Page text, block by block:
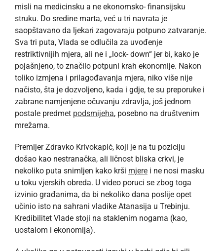
misli na medicinsku a ne ekonomsko- finansijsku
struku. Do sredine marta, već u tri navrata je
saopštavano da ljekari zagovaraju potpuno zatvaranje.
Sva tri puta, Vlada se odlučila za uvođenje
restriktivnijih mjera, ali ne i „lock- down“ jer bi, kako je
pojašnjeno, to značilo potpuni krah ekonomije. Nakon
toliko izmjena i prilagođavanja mjera, niko više nije
načisto, šta je dozvoljeno, kada i gdje, te su preporuke i
zabrane namjenjene očuvanju zdravlja, još jednom
postale predmet podsmijeha, posebno na društvenim
mrežama.
Premijer Zdravko Krivokapić, koji je na tu poziciju
došao kao nestranačka, ali ličnost bliska crkvi, je
nekoliko puta snimljen kako krši mjere i ne nosi masku
u toku vjerskih obreda. U video poruci se zbog toga
izvinio građanima, da bi nekoliko dana poslije opet
učinio isto na sahrani vladike Atanasija u Trebinju.
Kredibilitet Vlade stoji na staklenim nogama (kao,
uostalom i ekonomija).